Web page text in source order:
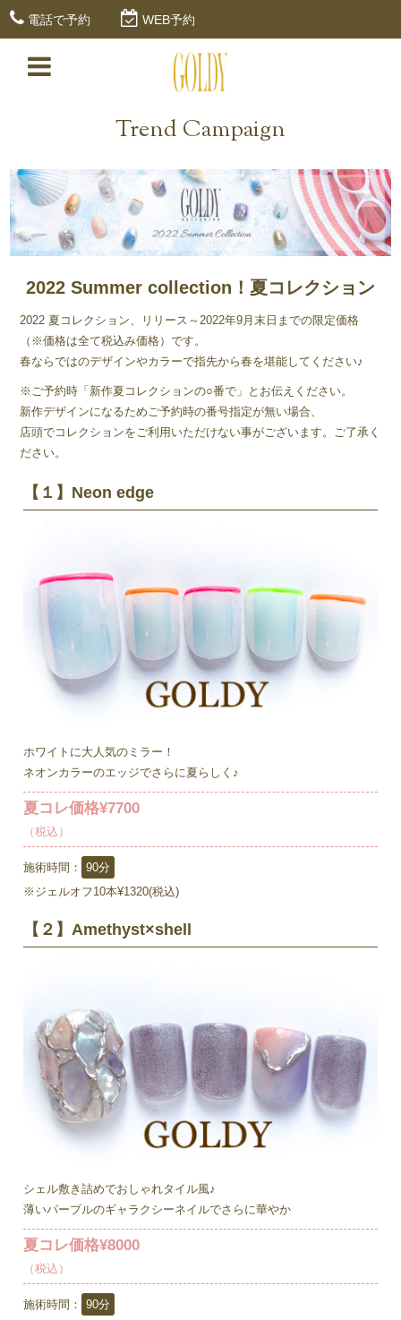
電話で予約 WEB予約
Trend Campaign
2022 Summer collection！夏コレクション
2022 夏コレクション、リリース～2022年9月末日までの限定価格
（※価格は全て税込み価格）です。
春ならではのデザインやカラーで指先から春を堪能してください♪
※ご予約時「新作夏コレクションの○番で」とお伝えください。
新作デザインになるためご予約時の番号指定が無い場合、
店頭でコレクションをご利用いただけない事がございます。ご了承く
ださい。
【１】Neon edge
ホワイトに大人気のミラー！
ネオンカラーのエッジでさらに夏らしく♪
夏コレ価格¥7700
（税込）
施術時間：
90分
※ジェルオフ10本¥1320(税込)
【２】Amethyst×shell
シェル敷き詰めでおしゃれタイル風♪
薄いパープルのギャラクシーネイルでさらに華やか
夏コレ価格¥8000
（税込）
施術時間：
90分